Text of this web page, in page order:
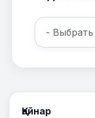
Қайнар